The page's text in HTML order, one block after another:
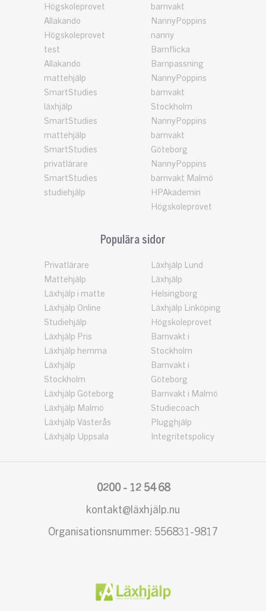
Högskoleprovet
Allakando
Högskoleprovet
test
Allakando
mattehjälp
SmartStudies
läxhjälp
SmartStudies
mattehjälp
SmartStudies
privatlärare
SmartStudies
studiehjälp
barnvakt
NannyPoppins
nanny
Barnflicka
Barnpassning
NannyPoppins
barnvakt
Stockholm
NannyPoppins
barnvakt
Göteborg
NannyPoppins
barnvakt Malmö
HPAkademin
Högskoleprovet
Populära sidor
Privatlärare
Mattehjälp
Läxhjälp i matte
Läxhjälp Online
Studiehjälp
Läxhjälp Pris
Läxhjälp hemma
Läxhjälp
Stockholm
Läxhjälp Göteborg
Läxhjälp Malmö
Läxhjälp Västerås
Läxhjälp Uppsala
Läxhjälp Lund
Läxhjälp
Helsingborg
Läxhjälp Linköping
Högskoleprovet
Barnvakt i
Stockholm
Barnvakt i
Göteborg
Barnvakt i Malmö
Studiecoach
Plugghjälp
Integritetspolicy
kontakt@läxhjälp.nu
0200 - 12 54 68
Organisationsnummer: 556831-9817